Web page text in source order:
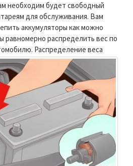
необходим будет свободный
для обслуживания. Вам
аккумуляторы как можно
равномерно распределить вес по
Распределение веса